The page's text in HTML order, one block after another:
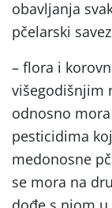
obavljanja
pčelarski
– flora i
višegodišnjim
odnosno
pesticidima
medonosne
se mora na